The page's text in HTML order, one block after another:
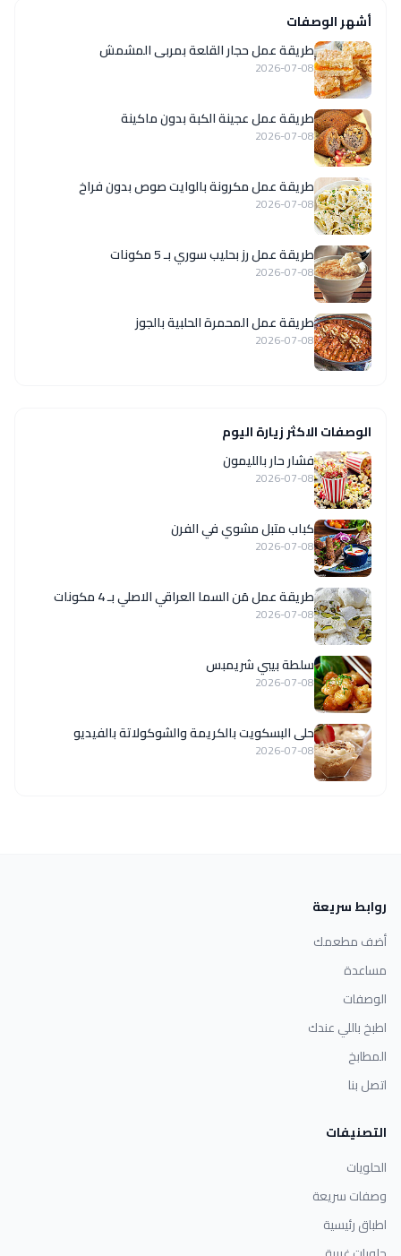
أشهر الوصفات
طريقة عمل حجار القلعة بمربى المشمش
2026-07-08
طريقة عمل عجينة الكبة بدون ماكينة
2026-07-08
طريقة عمل مكرونة بالوايت صوص بدون فراخ
2026-07-08
طريقة عمل رز بحليب سوري بـ 5 مكونات
2026-07-08
طريقة عمل المحمرة الحلبية بالجوز
2026-07-08
الوصفات الاكثر زيارة اليوم
فشار حار بالليمون
2026-07-08
كباب متبل مشوي في الفرن
2026-07-08
طريقة عمل مَن السما العراقي الاصلي بـ 4 مكونات
2026-07-08
سلطة بيبي شريمبس
2026-07-08
حلى البسكويت بالكريمة والشوكولاتة بالفيديو
2026-07-08
روابط سريعة
أضف مطعمك
مساعدة
الوصفات
اطبخ باللي عندك
المطابخ
اتصل بنا
التصنيفات
الحلويات
وصفات سريعة
اطباق رئيسية